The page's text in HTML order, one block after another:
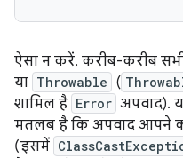
ऐसा न करें. करीब-करीब
या Throwable (
शामिल है Error अपवाद).
मतलब है कि अपवाद आपने
(इसमें